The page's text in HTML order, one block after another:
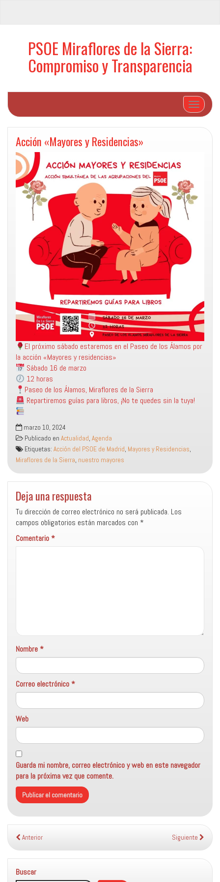
PSOE Miraflores de la Sierra:
Compromiso y Transparencia
Cambiar
Acción «Mayores y Residencias»
El próximo sábado estaremos en el Paseo de los Álamos por
la acción «Mayores y residencias»
Sábado 16 de marzo
12 horas
Paseo de los Álamos, Miraflores de la Sierra
Repartiremos guías para libros, ¡No te quedes sin la tuya!
marzo 10, 2024
Publicado en Actualidad, Agenda
Etiquetas: Acción del PSOE de Madrid, Mayores y Residencias,
Miraflores de la Sierra, nuestro mayores
Deja una respuesta
Tu dirección de correo electrónico no será publicada. Los
campos obligatorios están marcados con *
Comentario*
Nombre *
Correo electrónico *
Web
Guarda mi nombre, correo electrónico y web en este navegador
para la próxima vez que comente.
Anterior Siguiente
Buscar